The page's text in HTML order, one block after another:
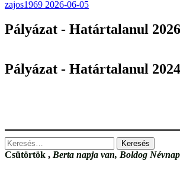
zajos1969 2026-06-05
Pályázat - Határtalanul 2026
Pályázat - Határtalanul 2024
Keresés:
Csütörtök , Berta napja van, Boldog